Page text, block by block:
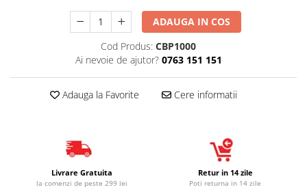
ADAUGA IN COS
Cod Produs: CBP1000
Ai nevoie de ajutor? 0763 151 151
Adauga la Favorite Cere informatii
Livrare Gratuita
la comenzi de peste 299 lei
Retur in 14 zile
Poti returna in 14 zile